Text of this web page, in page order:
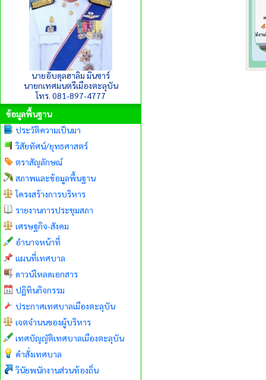
นายอับดุลฮาลิม มินซาร์
นายกเทศมนตรีเมืองตะลุบัน
โทร. 081-897-4777
ข้อมูลพื้นฐาน
ประวัติความเป็นมา
วิสัยทัศน์/ยุทธศาสตร์
ตราสัญลักษณ์
สภาพและข้อมูลพื้นฐาน
โครงสร้างการบริหาร
รายงานการประชุมสภา
เศรษฐกิจ-สังคม
อำนาจหน้าที่
แผนที่เทศบาล
ดาวน์โหลดเอกสาร
ปฏิทินกิจกรรม
ประกาศเทศบาลเมืองตะลุบัน
เจตจำนนของผู้บริหาร
เทศบัญญัติเทศบาลเมืองตะลุบัน
คำสั่งเทศบาล
วินัยพนักงานส่วนท้องถิ่น